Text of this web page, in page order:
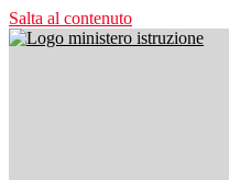
Salta al contenuto